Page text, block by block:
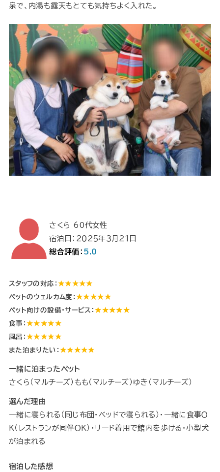
泉で、内湯も露天もとても気持ちよく入れた。
さくら 60代女性
宿泊日：２０２５年３月２１日
総合評価： 5.0
スタッフの対応： ★★★★★
ペットのウェルカム度：★★★★★
ペット向けの設備・サービス：★★★★★
食事：★★★★★
風呂：★★★★★
また泊まりたい： ★★★★★
一緒に泊まったペット
さくら（マルチーズ）もも（マルチーズ）ゆき（マルチーズ）
選んだ理由
一緒に寝られる（同じ布団・ベッドで寝られる）・一緒に食事Ｏ
Ｋ（レストランが同伴ＯＫ）・リード着用で館内を歩ける・小型犬
が泊まれる
宿泊した感想